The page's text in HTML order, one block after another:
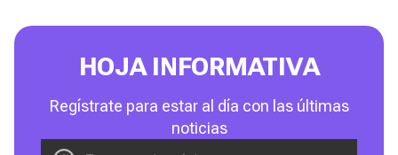
HOJA INFORMATIVA
Regístrate para estar al día con las últimas
noticias